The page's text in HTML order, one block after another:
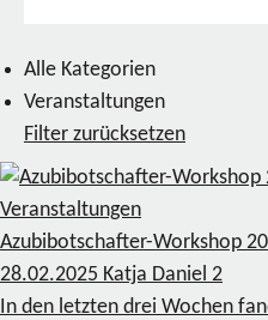
Alle Kategorien
Veranstaltungen
Filter zurücksetzen
Veranstaltungen
Azubibotschafter-Workshop
28.02.2025 Katja Daniel 2
In den letzten drei Wochen